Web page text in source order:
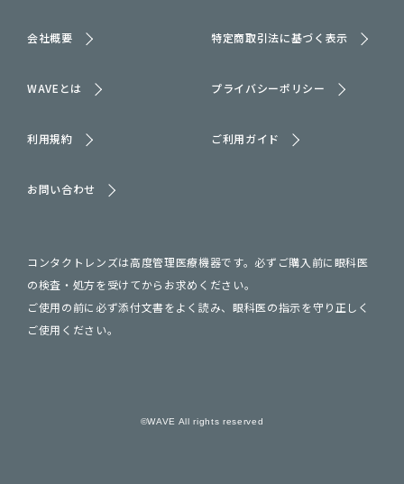
会社概要 特定商取引法に基づく表示
WAVEとは プライバシーポリシー
利用規約 ご利用ガイド
お問い合わせ
コンタクトレンズは高度管理医療機器です。必ずご購入前に眼科医
の検査・処方を受けてからお求めください。
ご使用の前に必ず添付文書をよく読み、眼科医の指示を守り正しく
ご使用ください。
©WAVE All rights reserved